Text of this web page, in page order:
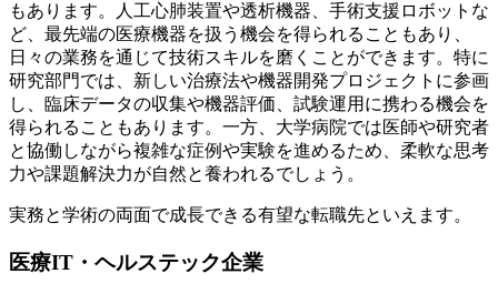
もあります。人工心肺装置や透析機器、手術支援ロボットな
ど、最先端の医療機器を扱う機会を得られることもあり、
日々の業務を通じて技術スキルを磨くことができます。特に
研究部門では、新しい治療法や機器開発プロジェクトに参画
し、臨床データの収集や機器評価、試験運用に携わる機会を
得られることもあります。一方、大学病院では医師や研究者
と協働しながら複雑な症例や実験を進めるため、柔軟な思考
力や課題解決力が自然と養われるでしょう。
実務と学術の両面で成長できる有望な転職先といえます。
医療IT・ヘルステック企業